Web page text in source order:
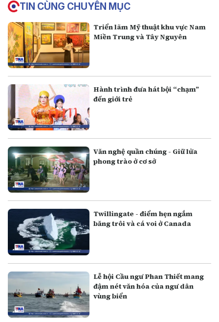
TIN CÙNG CHUYÊN MỤC
Triển lãm Mỹ thuật khu vực Nam
Miền Trung và Tây Nguyên
Hành trình đưa hát bội “chạm”
đến giới trẻ
Văn nghệ quần chúng - Giữ lửa
phong trào ở cơ sở
Twillingate - điểm hẹn ngắm
băng trôi và cá voi ở Canada
Lễ hội Cầu ngư Phan Thiết mang
đậm nét văn hóa của ngư dân
vùng biển